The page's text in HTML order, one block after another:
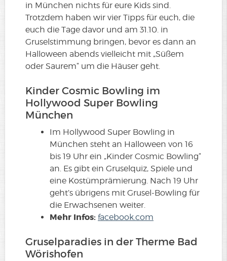
in München nichts für eure Kids sind.
Trotzdem haben wir vier Tipps für euch, die
euch die Tage davor und am 31.10. in
Gruselstimmung bringen, bevor es dann an
Halloween abends vielleicht mit „Süßem
oder Saurem“ um die Häuser geht.
Kinder Cosmic Bowling im
Hollywood Super Bowling
München
Im Hollywood Super Bowling in
München steht an Halloween von 16
bis 19 Uhr ein „Kinder Cosmic Bowling“
an. Es gibt ein Gruselquiz, Spiele und
eine Kostümprämierung. Nach 19 Uhr
geht’s übrigens mit Grusel-Bowling für
die Erwachsenen weiter.
Mehr Infos: facebook.com
Gruselparadies in der Therme Bad
Wörishofen